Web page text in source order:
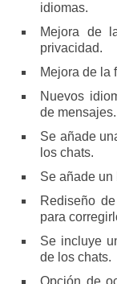
idiomas.
Mejora de
privacidad.
Mejora de la
Nuevos
de mensajes.
Se añade
los chats.
Se añade un
Rediseño
para
Se incluye
de los chats.